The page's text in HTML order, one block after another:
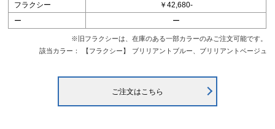
フラクシー
￥42,680-
ー
ー
※旧フラクシーは、在庫のある一部カラーのみご注文可能です。
該当カラー：
【フラクシー】 ブリリアントブルー、ブリリアントベージュ
ご注文はこちら